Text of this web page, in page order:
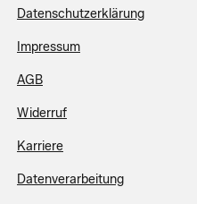
Datenschutzerklärung
Impressum
AGB
Widerruf
Karriere
Datenverarbeitung